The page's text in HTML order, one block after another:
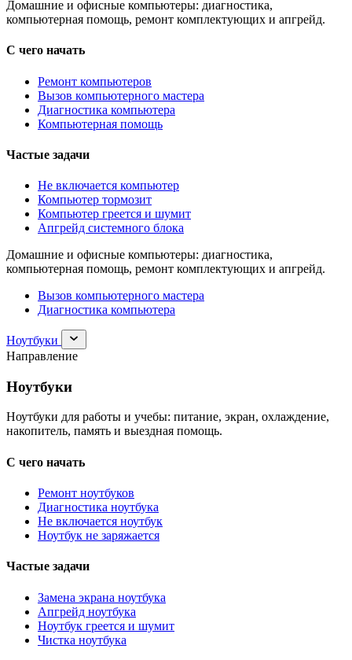
Домашние и офисные компьютеры: диагностика,
компьютерная помощь, ремонт комплектующих и апгрейд.
С чего начать
Ремонт компьютеров
Вызов компьютерного мастера
Диагностика компьютера
Компьютерная помощь
Частые задачи
Не включается компьютер
Компьютер тормозит
Компьютер греется и шумит
Апгрейд системного блока
Домашние и офисные компьютеры: диагностика,
компьютерная помощь, ремонт комплектующих и апгрейд.
Вызов компьютерного мастера
Диагностика компьютера
Ноутбуки
Раскрыть
раздел
Ноутбуки
Направление
Ноутбуки
Ноутбуки для работы и учебы: питание, экран, охлаждение,
накопитель, память и выездная помощь.
С чего начать
Ремонт ноутбуков
Диагностика ноутбука
Не включается ноутбук
Ноутбук не заряжается
Частые задачи
Замена экрана ноутбука
Апгрейд ноутбука
Ноутбук греется и шумит
Чистка ноутбука